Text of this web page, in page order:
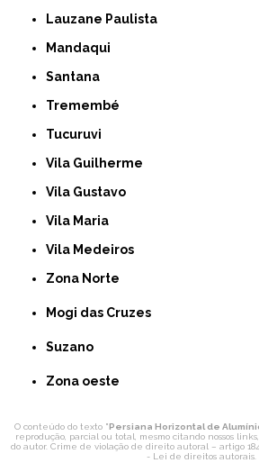
Lauzane Paulista
Mandaqui
Santana
Tremembé
Tucuruvi
Vila Guilherme
Vila Gustavo
Vila Maria
Vila Medeiros
Zona Norte
Mogi das Cruzes
Suzano
Zona oeste
O conteúdo do texto "Persiana Horizontal de
reprodução, parcial ou total, mesmo citando nossos
do autor. Crime de violação de direito autoral – artigo
- Lei de direitos autorais